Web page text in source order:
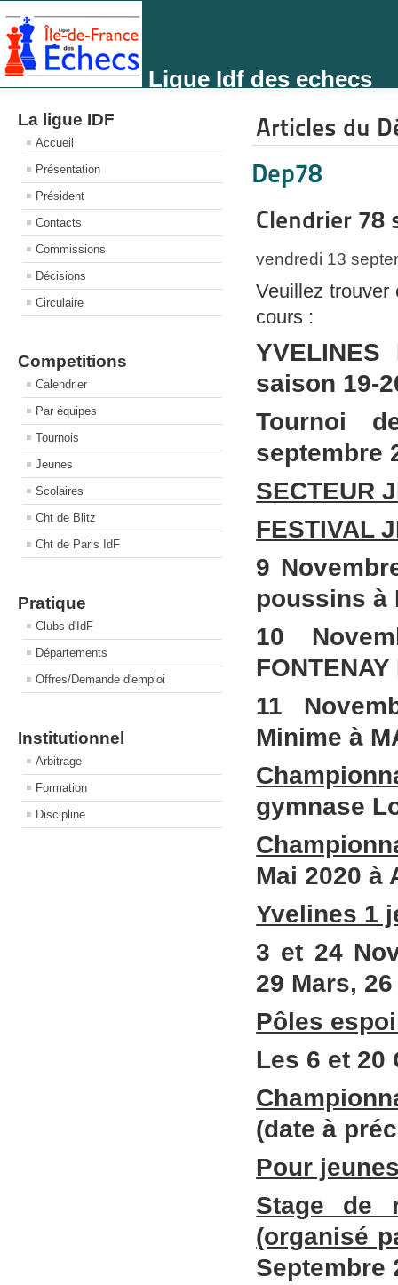
Ligue Idf des echecs
La ligue IDF
Accueil
Présentation
Président
Contacts
Commissions
Décisions
Circulaire
Competitions
Calendrier
Par équipes
Tournois
Jeunes
Scolaires
Cht de Blitz
Cht de Paris IdF
Pratique
Clubs d'IdF
Départements
Offres/Demande d'emploi
Institutionnel
Arbitrage
Formation
Discipline
Articles du
Dep78
Clendrier 78
vendredi 13
Veuillez trouver
cours :
YVELINES
saison 19-
Tournoi
septembre
SECTEUR
FESTIVAL
9
poussins à
10
11
Minime à
gymnase
Mai 2020 à
Yvelines 1
3 et 24
29 Mars,
Pôles
Les 6 et
(date à
Pour
Stage de
(organisé
Septembre